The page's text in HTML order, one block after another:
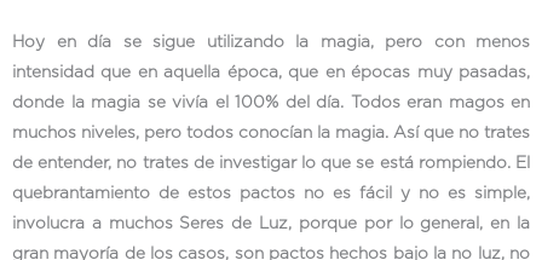
Hoy en día se sigue utilizando la magia, pero con menos
intensidad que en aquella época, que en épocas muy pasadas,
donde la magia se vivía el 100% del día. Todos eran magos en
muchos niveles, pero todos conocían la magia. Así que no trates
de entender, no trates de investigar lo que se está rompiendo. El
quebrantamiento de estos pactos no es fácil y no es simple,
involucra a muchos Seres de Luz, porque por lo general, en la
gran mayoría de los casos, son pactos hechos bajo la no luz, no